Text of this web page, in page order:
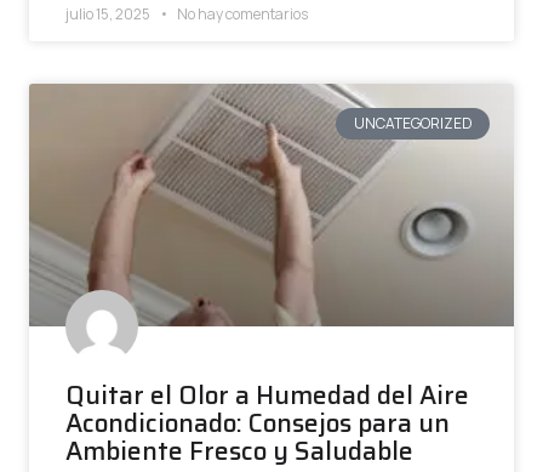
julio 15, 2025 No hay comentarios
UNCATEGORIZED
Quitar el Olor a Humedad del Aire
Acondicionado: Consejos para un
Ambiente Fresco y Saludable